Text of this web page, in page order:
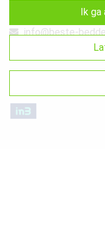
2841 SN
info@beste-
ik